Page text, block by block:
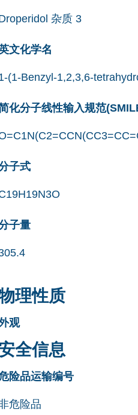
杂质 3
文化学名
(1-Benzyl-1,2,3,6-
化分子线性输入规范
子式
子量
理性质
观
全信息
险品运输编号
危险品